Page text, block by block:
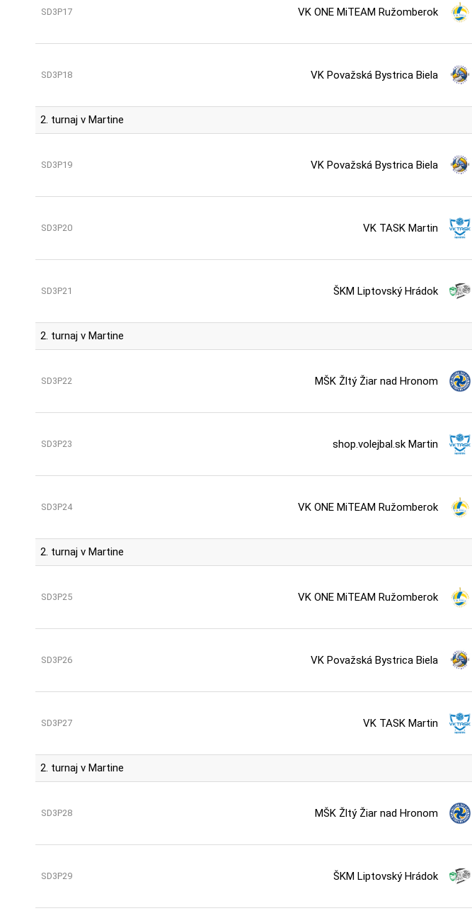
SD3P17 VK ONE MiTEAM Ružomberok
SD3P18 VK Považská Bystrica Biela
2. turnaj v Martine
SD3P19 VK Považská Bystrica Biela
SD3P20 VK TASK Martin
SD3P21 ŠKM Liptovský Hrádok
2. turnaj v Martine
SD3P22 MŠK Žltý Žiar nad Hronom
SD3P23 shop.volejbal.sk Martin
SD3P24 VK ONE MiTEAM Ružomberok
2. turnaj v Martine
SD3P25 VK ONE MiTEAM Ružomberok
SD3P26 VK Považská Bystrica Biela
SD3P27 VK TASK Martin
2. turnaj v Martine
SD3P28 MŠK Žltý Žiar nad Hronom
SD3P29 ŠKM Liptovský Hrádok